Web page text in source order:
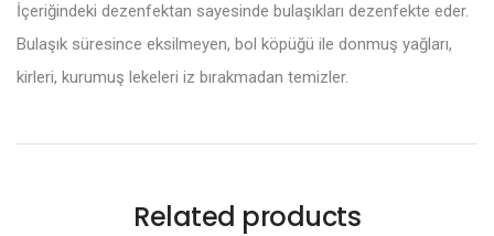
İçeriğindeki dezenfektan sayesinde bulaşıkları dezenfekte eder.
Bulaşık süresince eksilmeyen, bol köpüğü ile donmuş yağları,
kirleri, kurumuş lekeleri iz bırakmadan temizler.
Related products